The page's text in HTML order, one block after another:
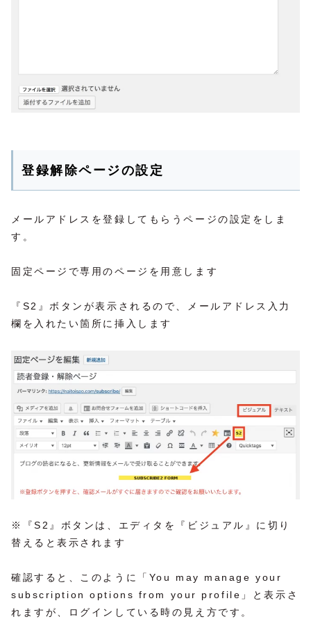
登録解除ページの設定
メールアドレスを登録してもらうページの設定をしま
す。
固定ページで専用のページを用意します
『S2』ボタンが表示されるので、メールアドレス入力
欄を入れたい箇所に挿入します
※『S2』ボタンは、エディタを『ビジュアル』に切り
替えると表示されます
確認すると、このように「You may manage your
subscription options from your profile」と表示さ
れますが、ログインしている時の見え方です。